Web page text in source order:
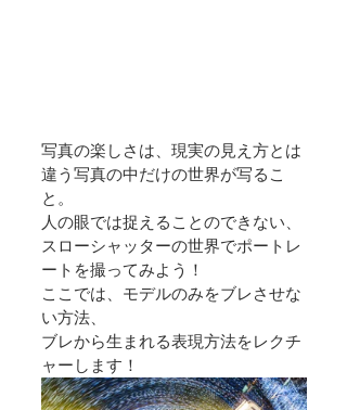
写真の楽しさは、現実の見え方とは
違う写真の中だけの世界が写るこ
と。
人の眼では捉えることのできない、
スローシャッターの世界でポートレ
ートを撮ってみよう！
ここでは、モデルのみをブレさせな
い方法、
ブレから生まれる表現方法をレクチ
ャーします！